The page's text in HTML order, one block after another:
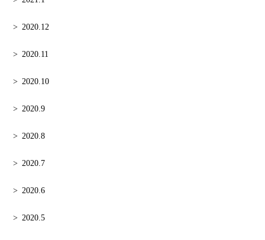
2020.12
2020.11
2020.10
2020.9
2020.8
2020.7
2020.6
2020.5